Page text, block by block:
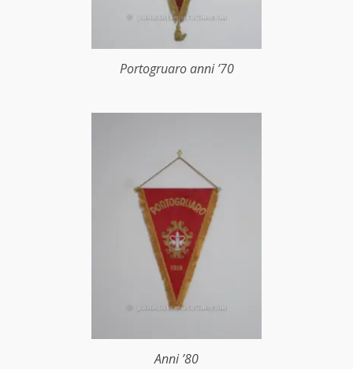
Portogruaro anni ’70
Anni ’80